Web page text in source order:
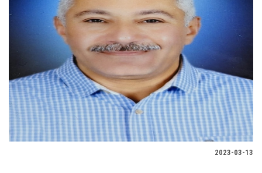
2023-03-13